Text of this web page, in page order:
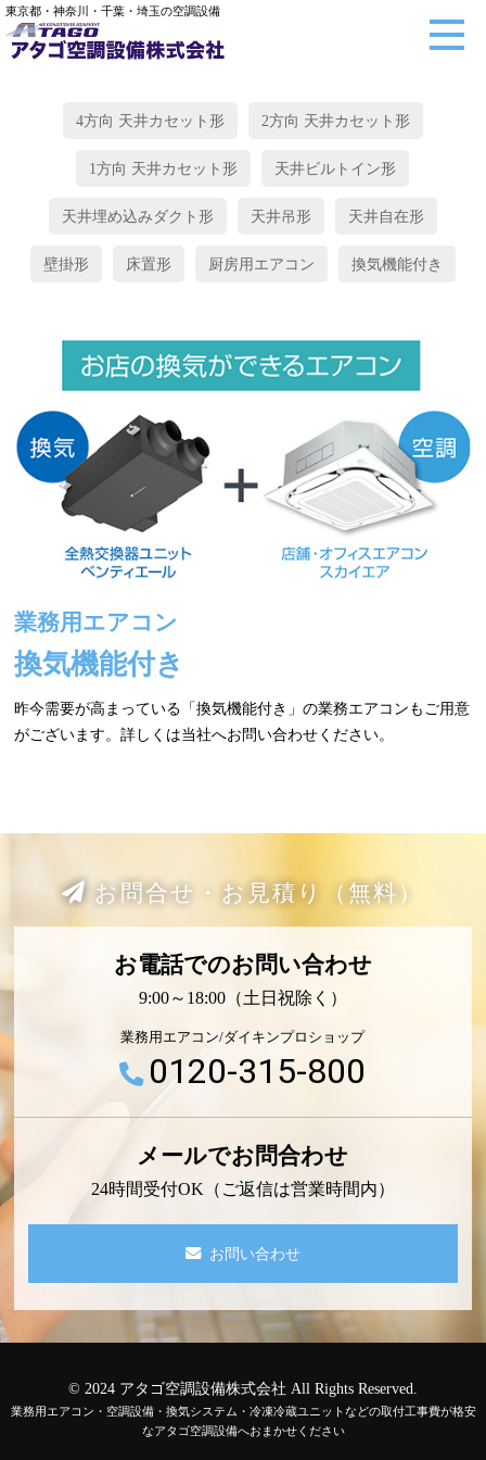
東京都・神奈川・千葉・埼玉の空調設備
4方向 天井カセット形 2方向 天井カセット形
1方向 天井カセット形 天井ビルトイン形
天井埋め込みダクト形 天井吊形 天井自在形
壁掛形 床置形 厨房用エアコン 換気機能付き
業務用エアコン
換気機能付き
昨今需要が高まっている「換気機能付き」の業務エアコンもご用意
がございます。詳しくは当社へお問い合わせください。
お問合せ・お見積り（無料）
お電話でのお問い合わせ
9:00～18:00（土日祝除く）
業務用エアコン/ダイキンプロショップ
0120-315-800
メールでお問合わせ
24時間受付OK（ご返信は営業時間内）
お問い合わせ
© 2024 アタゴ空調設備株式会社 All Rights Reserved.
業務用エアコン・空調設備・換気システム・冷凍冷蔵ユニットなどの取付工事費が格安
なアタゴ空調設備へおまかせください